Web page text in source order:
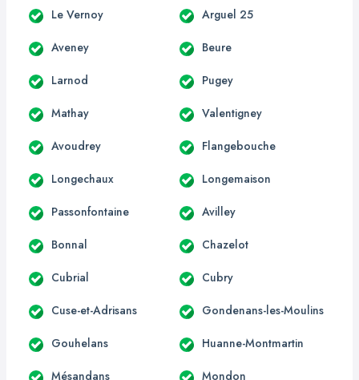
Le Vernoy Arguel 25
Aveney Beure
Larnod Pugey
Mathay Valentigney
Avoudrey Flangebouche
Longechaux Longemaison
Passonfontaine Avilley
Bonnal Chazelot
Cubrial Cubry
Cuse-et-Adrisans Gondenans-les-Moulins
Gouhelans Huanne-Montmartin
Mésandans Mondon